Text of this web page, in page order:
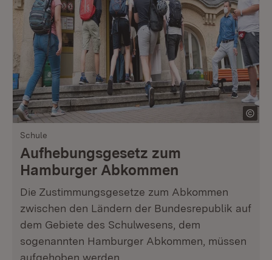
Schule
Aufhebungsgesetz zum
Hamburger Abkommen
Die Zustimmungsgesetze zum Abkommen
zwischen den Ländern der Bundesrepublik auf
dem Gebiete des Schulwesens, dem
sogenannten Hamburger Abkommen, müssen
aufgehoben werden.